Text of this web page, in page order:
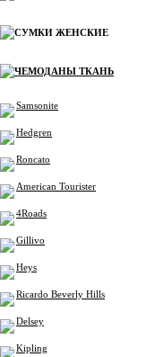
СУМКИ ЖЕНСКИЕ
ЧЕМОДАНЫ ТКАНЬ
Samsonite
Hedgren
Roncato
American Tourister
4Roads
Gillivo
Heys
Ricardo Beverly Hills
Delsey
Kipling